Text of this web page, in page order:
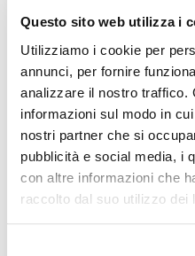
Questo sito web utilizza i
Utilizziamo i cookie per
annunci, per fornire
analizzare il nostro traffico.
informazioni sul modo in
nostri partner che si
pubblicità e social media, i
con altre informazioni che
raccolto dal suo utilizzo dei
The E-mail system ofReglass
@reglass-ht.com domain.
t addresses are no
do not know the new address of
please contact us on 0039 051
info@reglass-ht.com
Search